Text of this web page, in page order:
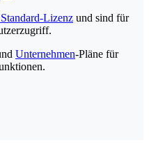
Lizenz und sind für
Unternehmen-Pläne für